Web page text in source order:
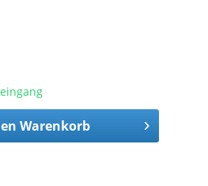
Warenkorb